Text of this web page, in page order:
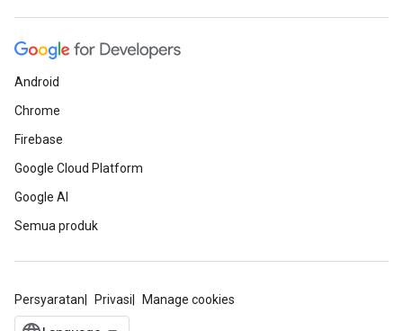
Android
Chrome
Firebase
Google Cloud Platform
Google AI
Semua produk
Persyaratan Privasi Manage cookies